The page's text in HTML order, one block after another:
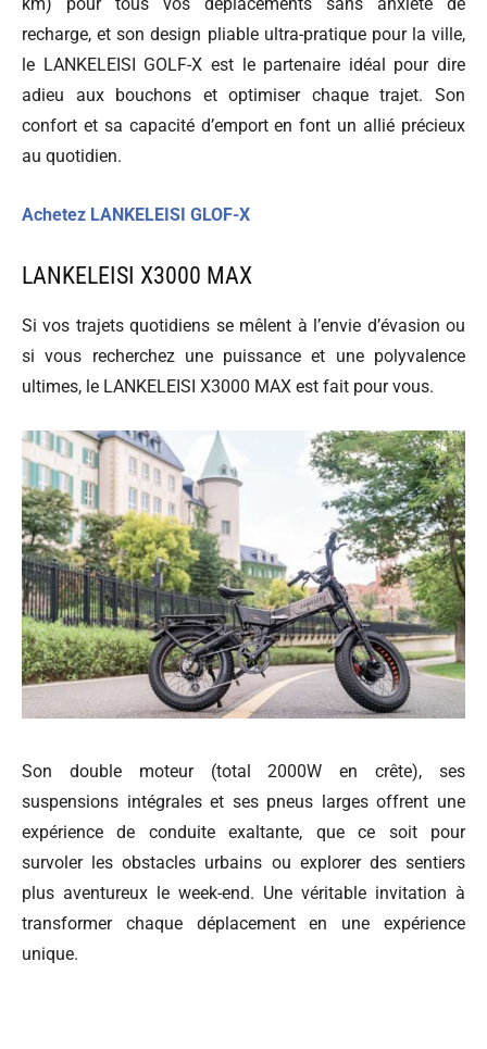
recharge, et son design pliable ultra-pratique pour la ville,
le LANKELEISI GOLF-X est le partenaire idéal pour dire
adieu aux bouchons et optimiser chaque trajet. Son
confort et sa capacité d’emport en font un allié précieux
au quotidien.
Achetez LANKELEISI GLOF-X
LANKELEISI X3000 MAX
Si vos trajets quotidiens se mêlent à l’envie d’évasion ou
si vous recherchez une puissance et une polyvalence
ultimes, le LANKELEISI X3000 MAX est fait pour vous.
Son double moteur (total 2000W en crête), ses
suspensions intégrales et ses pneus larges offrent une
expérience de conduite exaltante, que ce soit pour
survoler les obstacles urbains ou explorer des sentiers
plus aventureux le week-end. Une véritable invitation à
transformer chaque déplacement en une expérience
unique.